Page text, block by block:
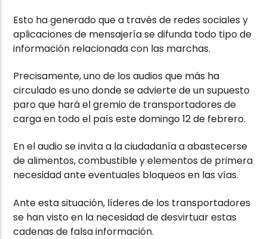
Esto ha generado que a través de redes sociales y
aplicaciones de mensajería se difunda todo tipo de
información relacionada con las marchas.
Precisamente, uno de los audios que más ha
circulado es uno donde se advierte de un supuesto
paro que hará el gremio de transportadores de
carga en todo el país este domingo 12 de febrero.
En el audio se invita a la ciudadanía a abastecerse
de alimentos, combustible y elementos de primera
necesidad ante eventuales bloqueos en las vías.
Ante esta situación, líderes de los transportadores
se han visto en la necesidad de desvirtuar estas
cadenas de falsa información.